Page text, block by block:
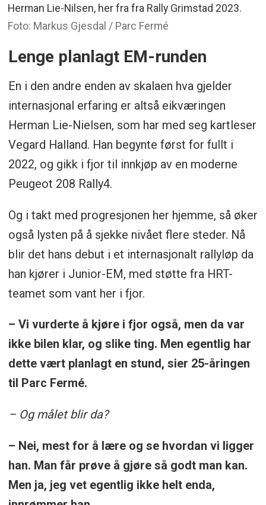
Herman Lie-Nilsen, her fra fra Rally Grimstad 2023.
Foto: Markus Gjesdal / Parc Fermé
Lenge planlagt EM-runden
En i den andre enden av skalaen hva gjelder
internasjonal erfaring er altså eikværingen
Herman Lie-Nielsen, som har med seg kartleser
Vegard Halland. Han begynte først for fullt i
2022, og gikk i fjor til innkjøp av en moderne
Peugeot 208 Rally4.
Og i takt med progresjonen her hjemme, så øker
også lysten på å sjekke nivået flere steder. Nå
blir det hans debut i et internasjonalt rallyløp da
han kjører i Junior-EM, med støtte fra HRT-
teamet som vant her i fjor.
– Vi vurderte å kjøre i fjor også, men da var
ikke bilen klar, og slike ting. Men egentlig har
dette vært planlagt en stund, sier 25-åringen
til Parc Fermé.
– Og målet blir da?
– Nei, mest for å lære og se hvordan vi ligger
han. Man får prøve å gjøre så godt man kan.
Men ja, jeg vet egentlig ikke helt enda,